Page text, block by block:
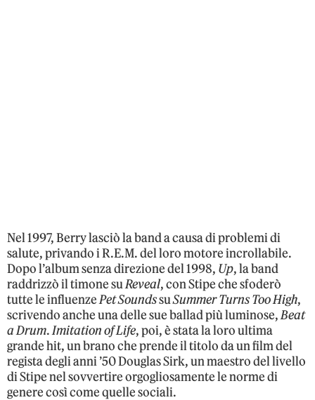
Nel 1997, Berry lasciò la band a causa di problemi di
salute, privando i R.E.M. del loro motore incrollabile.
Dopo l’album senza direzione del 1998, Up, la band
raddrizzò il timone suReveal, con Stipe che sfoderò
tutte le influenzePet SoundssuSummer Turns Too High,
scrivendo anche una delle sue ballad più luminose,Beat
a Drum.Imitation of Life, poi, è stata la loro ultima
grande hit, un brano che prende il titolo da un film del
regista degli anni ’50 Douglas Sirk, un maestro del livello
di Stipe nel sovvertire orgogliosamente le norme di
genere così come quelle sociali.